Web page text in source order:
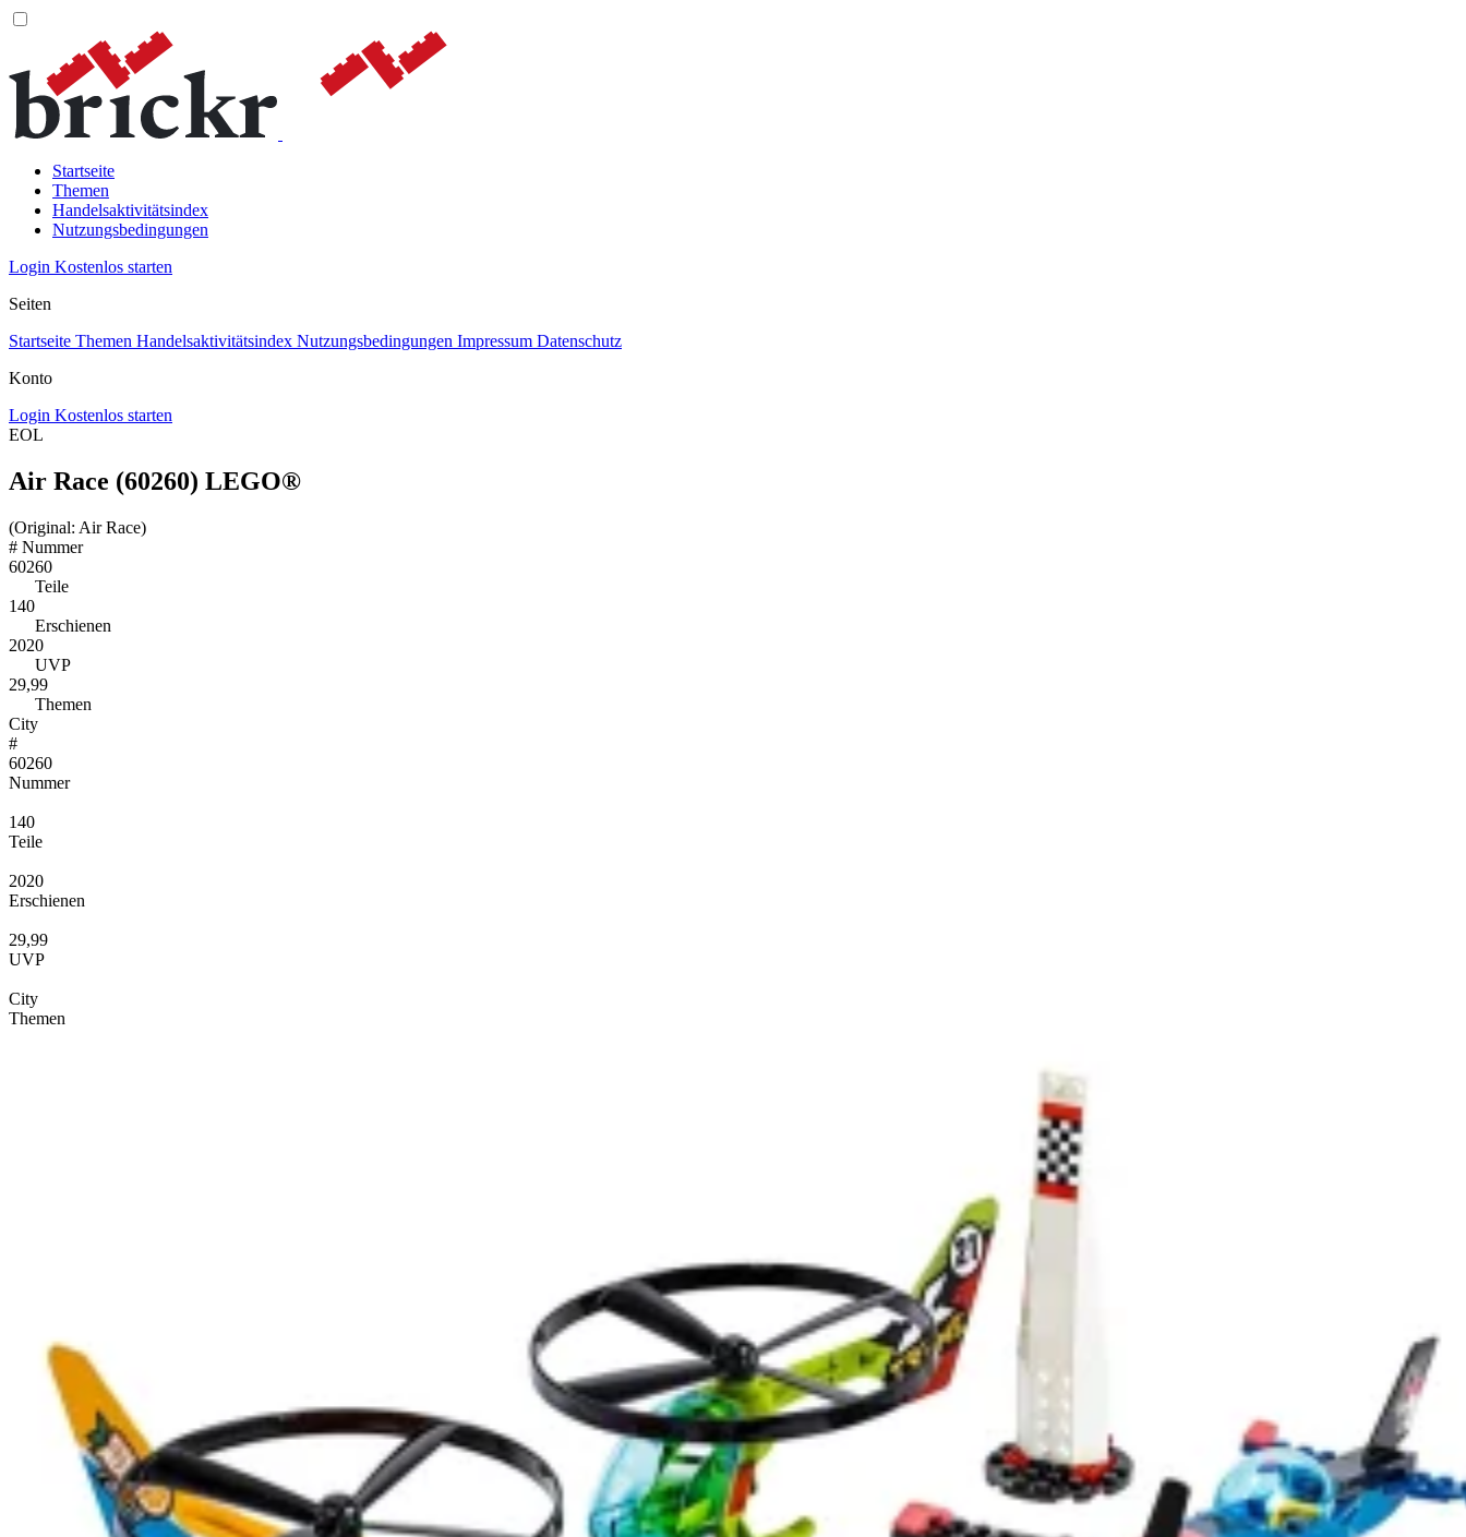
Startseite
Themen
Handelsaktivitätsindex
Nutzungsbedingungen
Login Kostenlos starten
Seiten
Startseite Themen Handelsaktivitätsindex Nutzungsbedingungen Impressum Datenschutz
Konto
Login Kostenlos starten
EOL
Air Race (60260) LEGO®
(Original: Air Race)
# Nummer
60260
Teile
140
Erschienen
2020
UVP
29,99
Themen
City
#
60260
Nummer
140
Teile
2020
Erschienen
29,99
UVP
City
Themen